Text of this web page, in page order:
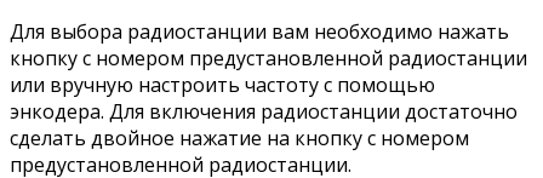
Для выбора радиостанции вам необходимо нажать
кнопку с номером предустановленной радиостанции
или вручную настроить частоту с помощью
энкодера. Для включения радиостанции достаточно
сделать двойное нажатие на кнопку с номером
предустановленной радиостанции.